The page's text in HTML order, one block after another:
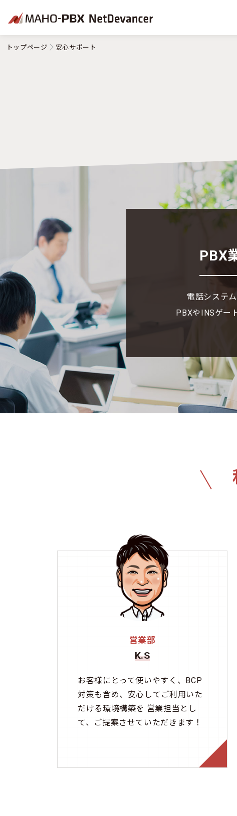
トップページ 安心サポート
PBX
電話システ
PBXやINSゲー
営業部
K.S
お客様にとって使いやすく、BCP
対策も含め、安心してご利用いた
だける環境構築を 営業担当とし
て、ご提案させていただきます！